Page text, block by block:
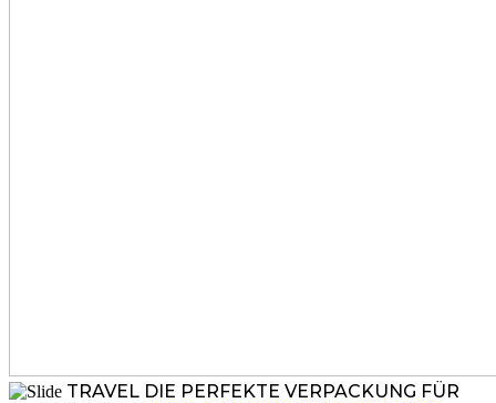
TRAVEL DIE PERFEKTE VERPACKUNG FÜR